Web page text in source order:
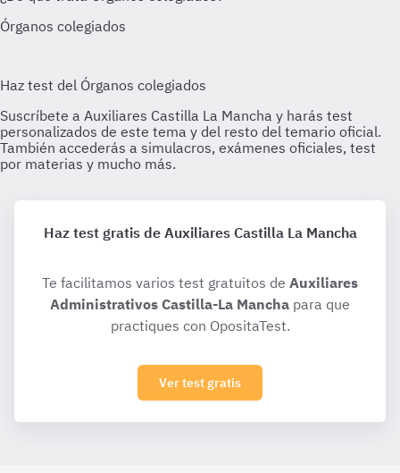
Haz test gratis de Auxiliares Castilla La Mancha
Te facilitamos varios test gratuitos de Auxiliares
Administrativos Castilla-La Mancha para que
practiques con OpositaTest.
Ver test gratis